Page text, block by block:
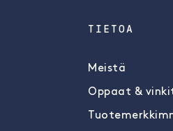
TIETOA
Meistä
Oppaat &